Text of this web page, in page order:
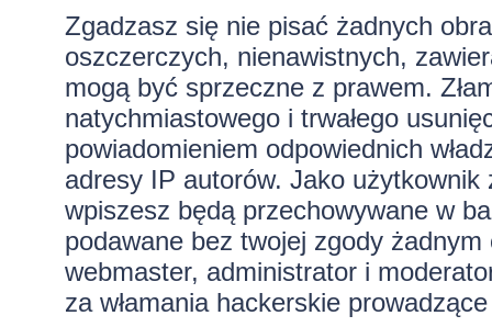
Zgadzasz się nie pisać żadnych
oszczerczych, nienawistnych,
mogą być sprzeczne z prawem.
natychmiastowego i trwałego
powiadomieniem odpowiednich
adresy IP autorów. Jako
wpiszesz będą przechowywane w
podawane bez twojej zgody
webmaster, administrator i
za włamania hackerskie